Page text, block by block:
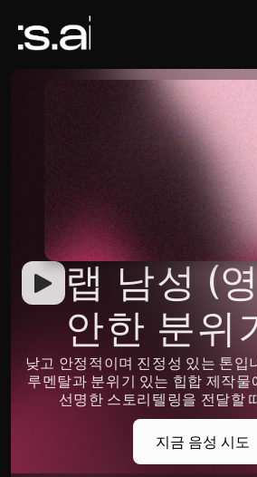
랩 남성 (
안한 분위
낮고 안정적이며 진정성 있는 톤입
루멘탈과 분위기 있는 힙합 제작
선명한 스토리텔링을 전달할
지금 음성 시도